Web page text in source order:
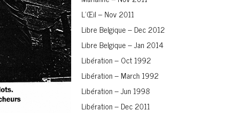
L’Œil – Nov 2011
Libre Belgique – Dec 2012
Libre Belgique – Jan 2014
Libération – Oct 1992
Libération – March 1992
Libération – Jun 1998
Libération – Dec 2011